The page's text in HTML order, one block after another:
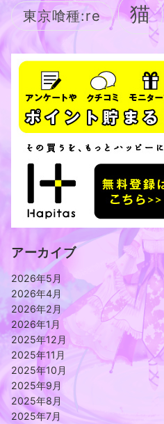
東京喰種:re 猫
アーカイブ
2026年5月
2026年4月
2026年2月
2026年1月
2025年12月
2025年11月
2025年10月
2025年9月
2025年8月
2025年7月